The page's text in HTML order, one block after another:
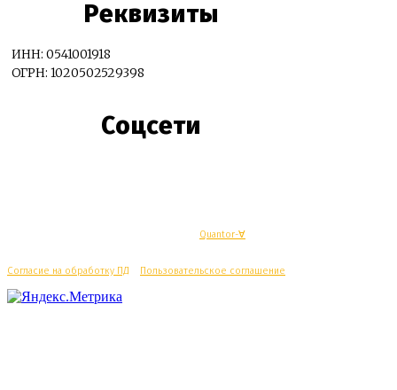
Реквизиты
ИНН: 0541001918
ОГРН: 1020502529398
Соцсети
Quantor-∀
Согласие на обработку ПД Пользовательское соглашение